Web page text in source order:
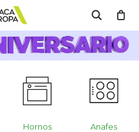
Hornos Anafes
MI CUENTA
Promo Aniversario